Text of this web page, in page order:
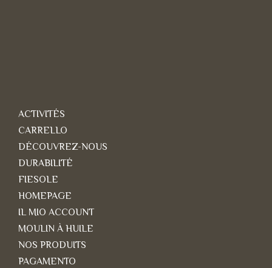
ACTIVITÉS
CARRELLO
DÉCOUVREZ-NOUS
DURABILITÉ
FIESOLE
HOMEPAGE
IL MIO ACCOUNT
MOULIN À HUILE
NOS PRODUITS
PAGAMENTO